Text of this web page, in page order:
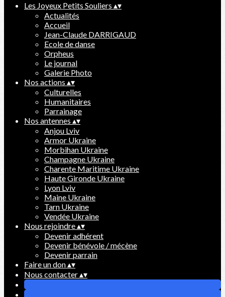
Les Joyeux Petits Souliers ▴▾
Actualités
Accueil
Jean-Claude DARRIGAUD
Ecole de danse
Orpheus
Le journal
Galerie Photo
Nos actions ▴▾
Culturelles
Humanitaires
Parrainage
Nos antennes ▴▾
Anjou Lviv
Armor Ukraine
Morbihan Ukraine
Champagne Ukraine
Charente Maritime Ukraine
Haute Gironde Ukraine
Lyon Lviv
Maine Ukraine
Tarn Ukraine
Vendée Ukraine
Nous rejoindre▴▾
Devenir adhérent
Devenir bénévole / mécène
Devenir parrain
Faire un don▴▾
Nous contacter▴▾